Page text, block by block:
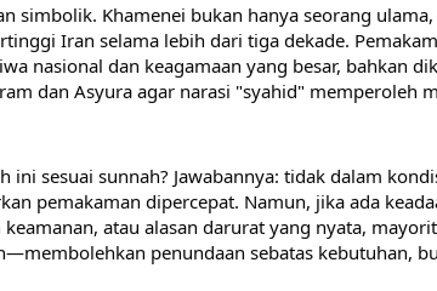
simbolik. Khamenei bukan hanya seorang
Iran selama lebih dari tiga dekade.
nasional dan keagamaan yang besar, bahkan
dan Asyura agar narasi "syahid" memperoleh
ini sesuai sunnah? Jawabannya: tidak dalam
pemakaman dipercepat. Namun, jika ada
atau alasan darurat yang nyata,
penundaan sebatas kebutuhan,